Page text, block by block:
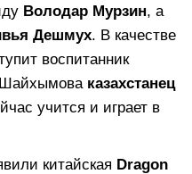
Володар Мурзин, а
Дешмух. В качестве
воспитанник
Шайхымова казахстанец
учится и играет в
китайская Dragon